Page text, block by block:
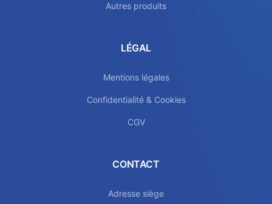
Autres produits
LÉGAL
Mentions légales
Confidentialité & Cookies
CGV
CONTACT
Adresse siège